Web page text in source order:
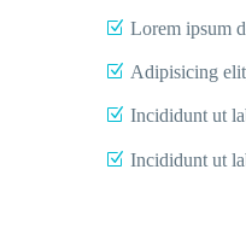
Lorem ipsum
Adipisicing
Incididunt ut
Incididunt ut